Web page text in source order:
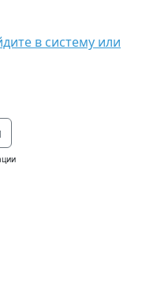
в систему или